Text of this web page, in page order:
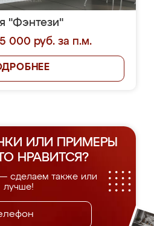
"Фэнтези"
000 руб. за п.м.
ИЛИ ПРИМЕРЫ
НРАВИТСЯ?
сделаем также или
лучше!